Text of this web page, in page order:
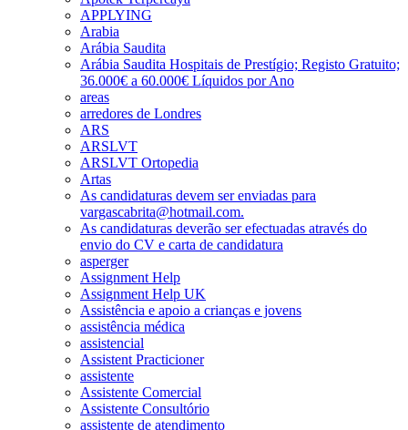
APPLYING
Arabia
Arábia Saudita
Arábia Saudita Hospitais de Prestígio; Registo Gratuito;
36.000€ a 60.000€ Líquidos por Ano
areas
arredores de Londres
ARS
ARSLVT
ARSLVT Ortopedia
Artas
As candidaturas devem ser enviadas para
vargascabrita@hotmail.com.
As candidaturas deverão ser efectuadas através do
envio do CV e carta de candidatura
asperger
Assignment Help
Assignment Help UK
Assistência e apoio a crianças e jovens
assistência médica
assistencial
Assistent Practicioner
assistente
Assistente Comercial
Assistente Consultório
assistente de atendimento